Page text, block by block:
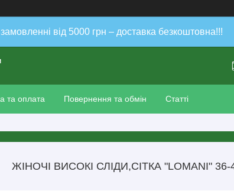
від 5000 грн – доставка безкоштовна!!!
та оплата Повернення та обмін Статті
ЖІНОЧІ ВИСОКІ СЛІДИ,СІТКА "LOMANI" 36-